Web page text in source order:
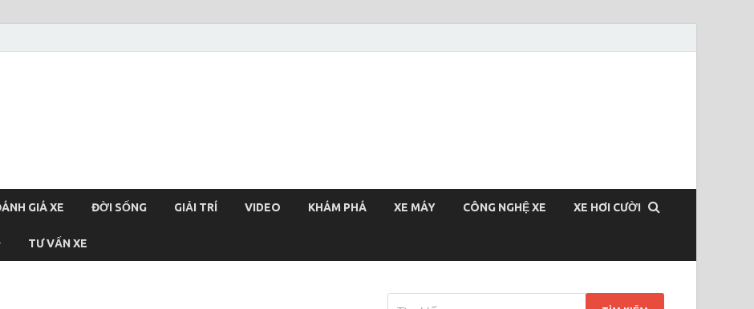
GIÁ XE ĐỜI SỐNG GIẢI TRÍ VIDEO KHÁM PHÁ XE MÁY CÔNG NGHỆ XE XE HƠI CƯỜI
TƯ VẤN XE